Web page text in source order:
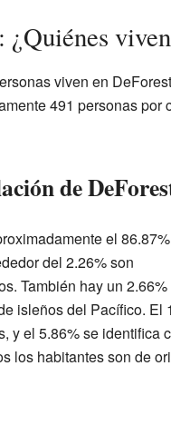
¿Quiénes
viven en
491 personas por
de
el
del 2.26% son
También hay un 2.66%
isleños del Pacífico. El
y el 5.86% se identifica
los habitantes son de